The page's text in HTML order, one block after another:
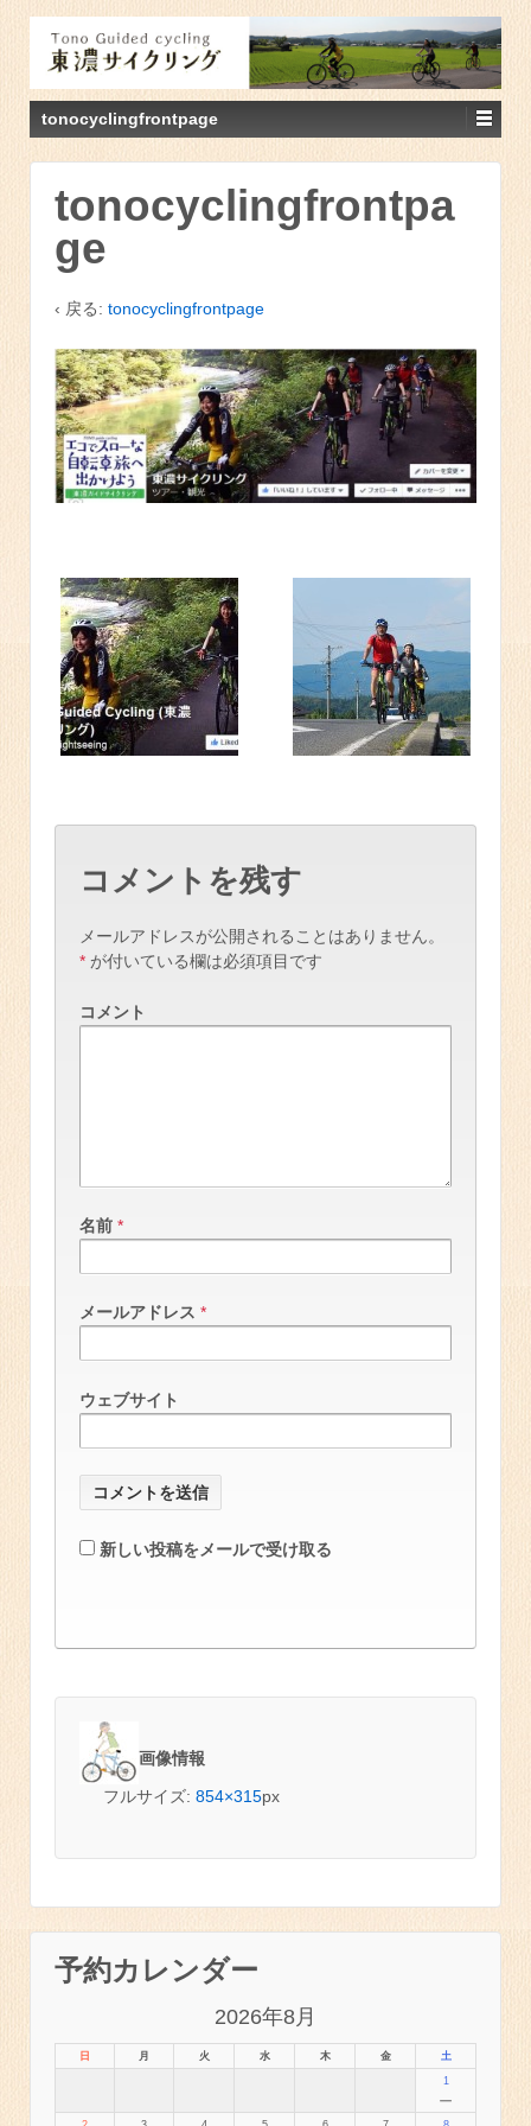
tonocyclingfrontpage
tonocyclingfrontpa
ge
‹ 戻る: tonocyclingfrontpage
コメントを残す
メールアドレスが公開されることはありません。
* が付いている欄は必須項目です
コメント
名前 *
メールアドレス *
ウェブサイト
新しい投稿をメールで受け取る
画像情報
フルサイズ: 854×315px
予約カレンダー
2026年8月
日 月 火 水 木 金 土
1
－